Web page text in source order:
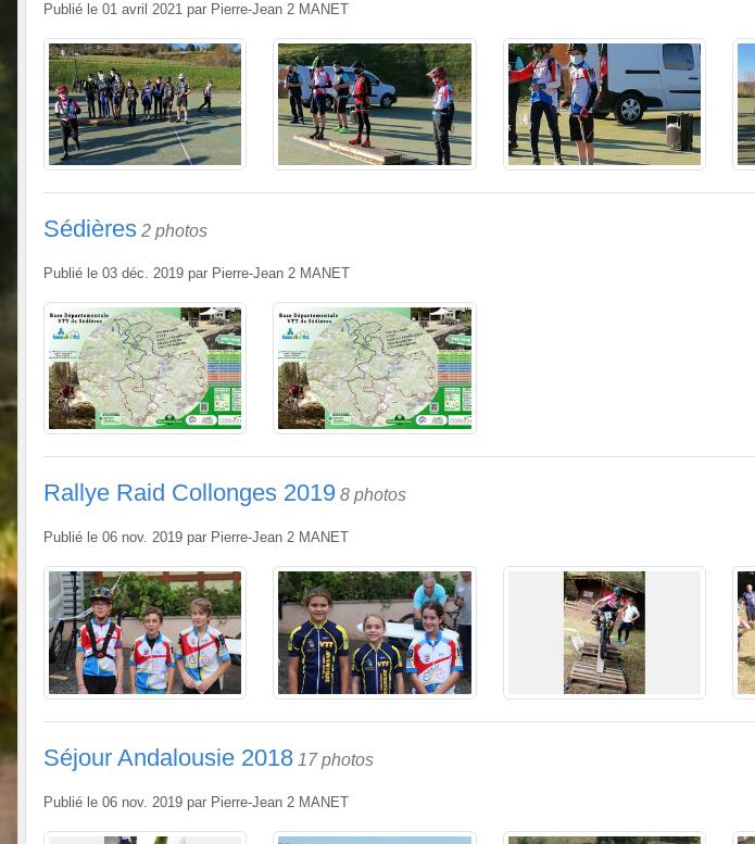
Publié le 01 avril 2021 par Pierre-Jean 2 MANET
Sédières 2 photos
Publié le 03 déc. 2019 par Pierre-Jean 2 MANET
Rallye Raid Collonges 2019 8 photos
Publié le 06 nov. 2019 par Pierre-Jean 2 MANET
Séjour Andalousie 2018 17 photos
Publié le 06 nov. 2019 par Pierre-Jean 2 MANET